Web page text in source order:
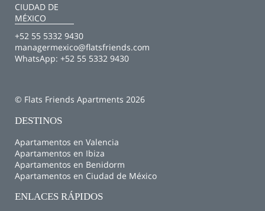
CIUDAD DE
MÉXICO
+52 55 5332 9430
managermexico@flatsfriends.com
WhatsApp: +52 55 5332 9430
© Flats Friends Apartments 2026
DESTINOS
Apartamentos en Valencia
Apartamentos en Ibiza
Apartamentos en Benidorm
Apartamentos en Ciudad de México
ENLACES RÁPIDOS